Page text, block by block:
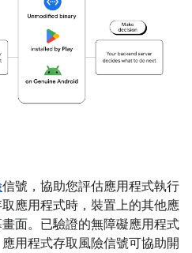
信號，協助您評估應用程式執行
應用程式時，裝置上的其他應
面。已驗證的無障礙應用程式
用程式存取風險信號可協助開